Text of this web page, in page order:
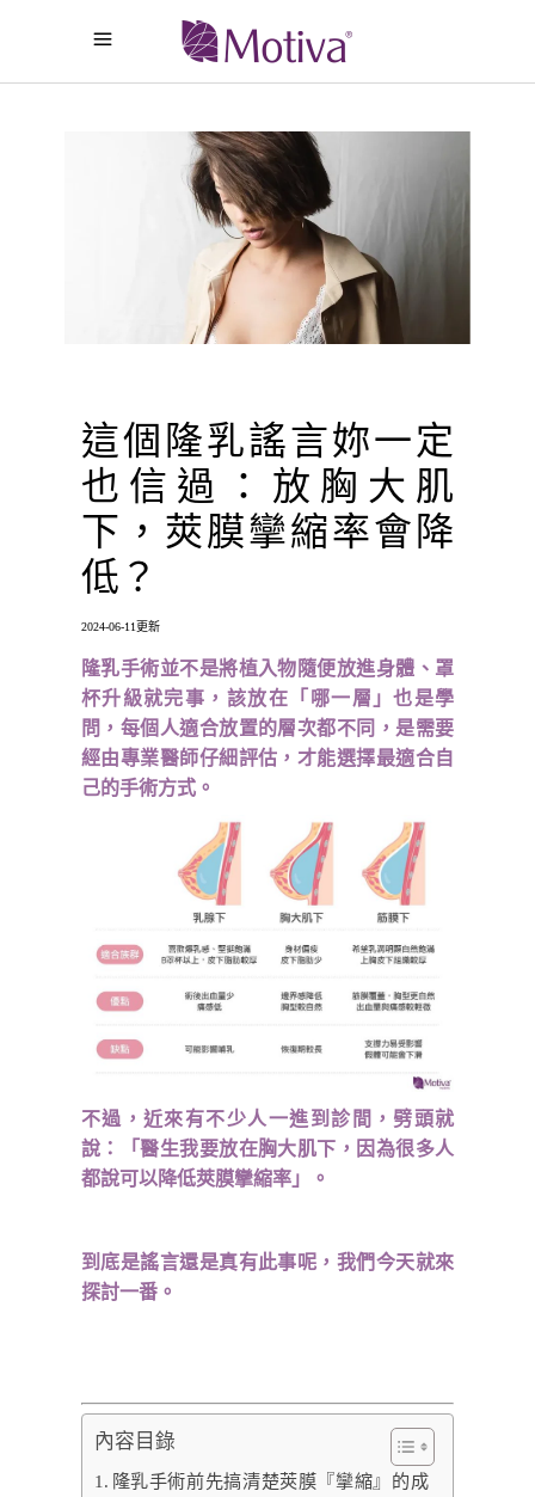
這個隆乳謠言妳一定
也信過：放胸大肌
下，莢膜攣縮率會降
低？
2024-06-11更新
隆乳手術並不是將植入物隨便放進身體、罩
杯升級就完事，該放在「哪一層」也是學
問，每個人適合放置的層次都不同，是需要
經由專業醫師仔細評估，才能選擇最適合自
己的手術方式。
不過，近來有不少人一進到診間，劈頭就
說：「醫生我要放在胸大肌下，因為很多人
都說可以降低莢膜攣縮率」。
到底是謠言還是真有此事呢，我們今天就來
探討一番。
內容目錄
隆乳手術前先搞清楚莢膜『攣縮』的成